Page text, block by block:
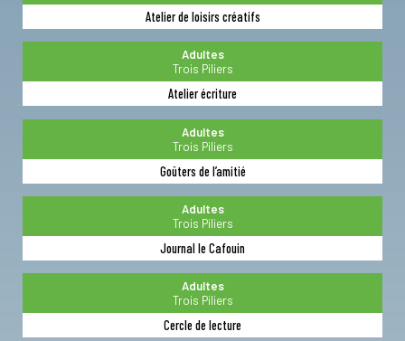
Atelier de loisirs créatifs
Adultes
Trois Piliers
Atelier écriture
Adultes
Trois Piliers
Goûters de l’amitié
Adultes
Trois Piliers
Journal le Cafouin
Adultes
Trois Piliers
Cercle de lecture